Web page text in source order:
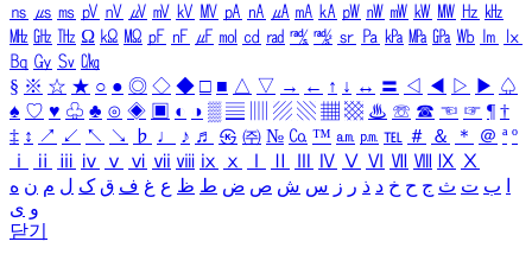
㎱ ㎲ ㎳ ㎴ ㎵ ㎶ ㎷ ㎸ ㎹ ㎀ ㎁ ㎂ ㎃ ㎄ ㎺ ㎻ ㎽ ㎾ ㎿ ㎐ ㎑
㎒ ㎓ ㎔ Ω ㏀ ㏁ ㎊ ㎋ ㎌ ㏖ ㏅ ㎭ ㎮ ㎯ ㏛ ㎩ ㎪ ㎫ ㎬ ㏝ ㏐
㏓
㏃ ㏉ ㏜ ㏆
§ ※ ☆ ★ ○ ● ◎ ◇ ◆ □ ■ △ ▽ → ← ↑ ↓ ↔ 〓 ◁ ◀ ▷ ▶ ♤
♠ ♡ ♥ ♧ ♣ ⊙ ◈ ▣ ◐ ◑ ▒ ▤ ▨ ▧ ▦ ▩ ♨ ☏ ☎ ☜ ☞ ¶ †
‡ ↕ ↗ ↙ ↖ ↘ ♭ ♩ ♪ ♬ ㉿ ㈜ № ㏇ ™ ㏂ ㏘ ℡ ＃ ＆ ＊ ＠ ª º
ⅰ
ⅱ ⅲ ⅳ ⅴ ⅵ ⅶ ⅷ ⅸ ⅹ Ⅳ Ⅴ Ⅵ Ⅶ Ⅷ Ⅸ Ⅹ
ب ت ث ج ح خ د ذ ر ز س ش ص ض ط ظ ع غ ف ق ک ل م ن ه
و ی
닫기